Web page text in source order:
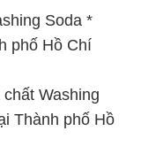
Soda *
phố Hồ Chí
Washing
Thành phố Hồ